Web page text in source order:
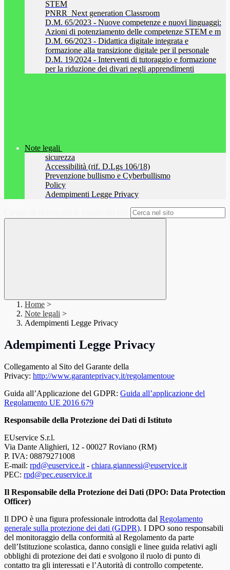
STEM
PNRR_Next generation Classroom
D.M. 65/2023 - Nuove competenze e nuovi linguaggi:
Azioni di potenziamento delle competenze STEM e m
D.M. 66/2023 - Didattica digitale integrata e
formazione alla transizione digitale per il personale
D.M. 19/2024 - Interventi di tutoraggio e formazione
per la riduzione dei divari negli apprendimenti
Note legali
sicurezza
Accessibilità (rif. D.Lgs 106/18)
Prevenzione bullismo e Cyberbullismo
Policy
Adempimenti Legge Privacy
Home >
Note legali >
Adempimenti Legge Privacy
Adempimenti Legge Privacy
Collegamento al Sito del Garante della
Privacy: http://www.garanteprivacy.it/regolamentoue
Guida all’Applicazione del GDPR: Guida all’applicazione del
Regolamento UE 2016 679
Responsabile della Protezione dei Dati di Istituto
EUservice S.r.l.
Via Dante Alighieri, 12 - 00027 Roviano (RM)
P. IVA: 08879271008
E-mail: rpd@euservice.it - chiara.giannessi@euservice.it
PEC: rpd@pec.euservice.it
Il Responsabile della Protezione dei Dati (DPO: Data Protection
Officer)
Il DPO è una figura professionale introdotta dal Regolamento
generale sulla protezione dei dati (GDPR). I DPO sono responsabili
del monitoraggio della conformità al Regolamento da parte
dell’Istituzione scolastica, danno consigli e linee guida relativi agli
obblighi di protezione dei dati e svolgono il ruolo di punto di
contatto tra gli interessati e l’Autorità di controllo competente.